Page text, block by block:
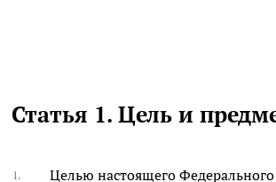
Статья 1. Цель и
1. Целью настоящего